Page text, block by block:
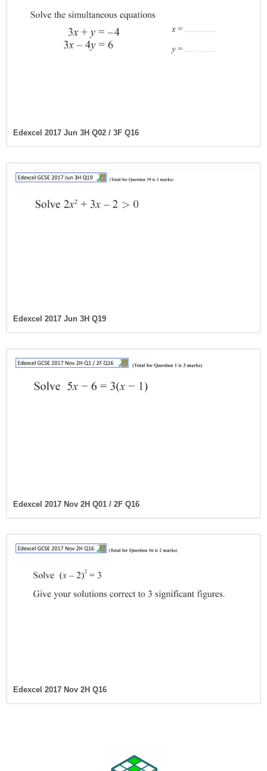
Edexcel 2017 Jun 3H Q02 / 3F Q16
Edexcel 2017 Jun 3H Q19
Edexcel 2017 Nov 2H Q01 / 2F Q16
Edexcel 2017 Nov 2H Q16